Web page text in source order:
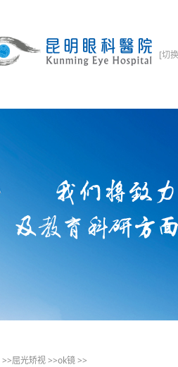
[切
>>屈光矫视>>ok镜>>